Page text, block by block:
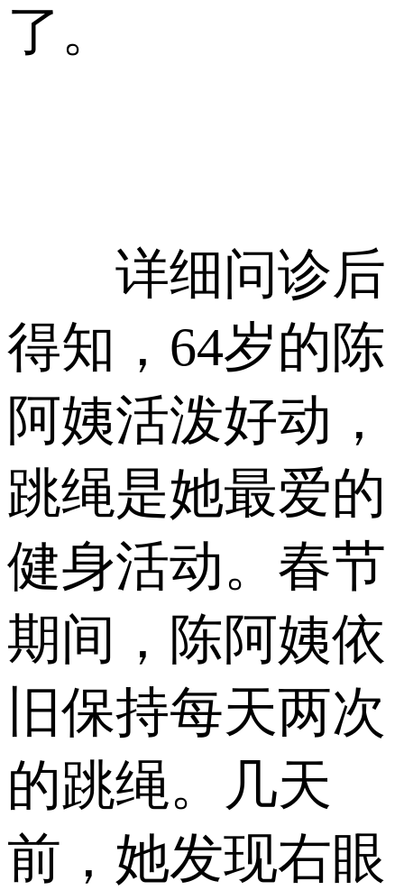
了。
详细问诊后
得知，64岁的陈
阿姨活泼好动，
跳绳是她最爱的
健身活动。春节
期间，陈阿姨依
旧保持每天两次
的跳绳。几天
前，她发现右眼